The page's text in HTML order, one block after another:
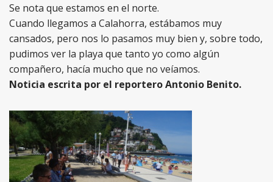
Se nota que estamos en el norte.
Cuando llegamos a Calahorra, estábamos muy
cansados, pero nos lo pasamos muy bien y, sobre todo,
pudimos ver la playa que tanto yo como algún
compañero, hacía mucho que no veíamos.
Noticia escrita por el reportero Antonio Benito.